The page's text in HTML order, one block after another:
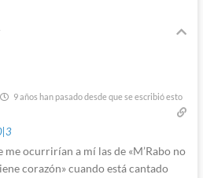
9 años han pasado desde que se escribió esto
me ocurrirían a mí las de «M’Rabo no
corazón» cuando está cantado